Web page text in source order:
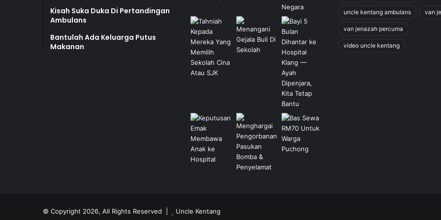
Kisah Suka Duka Di Pertandingan
Ambulans
Bantulah Ada Keluarga Putus
Makanan
uncle kentang ambulans van
van jenazah percuma
video uncle kentang
© Copyright 2026, All Rights Reserved | Uncle Kentang